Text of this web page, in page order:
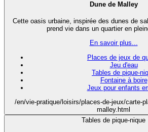
Dune de Malley
Cette oasis urbaine, inspirée des dunes de
prend vie dans un quartier en
En savoir plus...
Places de jeux de
Jeu d'eau
Tables de pique-
Fontaine à boire
Jeux pour enfants en
/en/vie-pratique/loisirs/places-de-jeux/carte-
malley.html
Tables de pique-nique